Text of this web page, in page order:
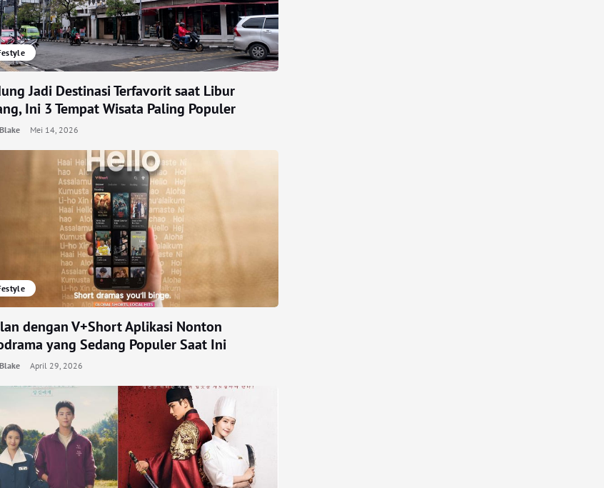
Jadi Destinasi Terfavorit saat Libur
Ini 3 Tempat Wisata Paling Populer
Mei 14, 2026
dengan V+Short Aplikasi Nonton
yang Sedang Populer Saat Ini
April 29, 2026